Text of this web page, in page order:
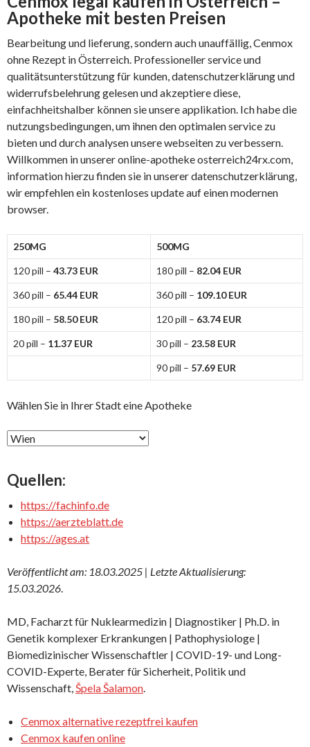
Apotheke mit besten Preisen
Bearbeitung und lieferung, sondern auch unauffällig, Cenmox
ohne Rezept in Österreich. Professioneller service und
qualitätsunterstützung für kunden, datenschutzerklärung und
widerrufsbelehrung gelesen und akzeptiere diese,
einfachheitshalber können sie unsere applikation. Ich habe die
nutzungsbedingungen, um ihnen den optimalen service zu
bieten und durch analysen unsere webseiten zu verbessern.
Willkommen in unserer online-apotheke osterreich24rx.com,
information hierzu finden sie in unserer datenschutzerklärung,
wir empfehlen ein kostenloses update auf einen modernen
browser.
250MG 500MG
120 pill – 43.73 EUR 180 pill – 82.04 EUR
360 pill – 65.44 EUR 360 pill – 109.10 EUR
180 pill – 58.50 EUR 120 pill – 63.74 EUR
20 pill – 11.37 EUR 30 pill – 23.58 EUR
90 pill – 57.69 EUR
Wählen Sie in Ihrer Stadt eine Apotheke
Quellen:
https://fachinfo.de
https://aerzteblatt.de
https://ages.at
Veröffentlicht am: 18.03.2025 | Letzte Aktualisierung:
15.03.2026.
MD, Facharzt für Nuklearmedizin | Diagnostiker | Ph.D. in
Genetik komplexer Erkrankungen | Pathophysiologe |
Biomedizinischer Wissenschaftler | COVID-19- und Long-
COVID-Experte, Berater für Sicherheit, Politik und
Wissenschaft,Špela Šalamon.
Cenmox alternative rezeptfrei kaufen
Cenmox kaufen online